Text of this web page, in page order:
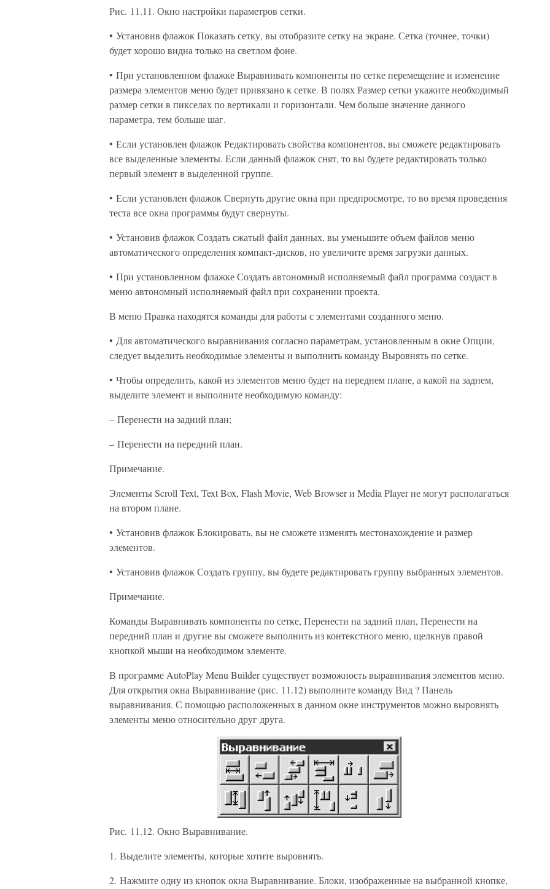
Рис. 11.11. Окно настройки параметров сетки.
• Установив флажок Показать сетку, вы отобразите сетку на экране. Сетка (точнее, точки)
будет хорошо видна только на светлом фоне.
• При установленном флажке Выравнивать компоненты по сетке перемещение и изменение
размера элементов меню будет привязано к сетке. В полях Размер сетки укажите необходимый
размер сетки в пикселах по вертикали и горизонтали. Чем больше значение данного
параметра, тем больше шаг.
• Если установлен флажок Редактировать свойства компонентов, вы сможете редактировать
все выделенные элементы. Если данный флажок снят, то вы будете редактировать только
первый элемент в выделенной группе.
• Если установлен флажок Свернуть другие окна при предпросмотре, то во время проведения
теста все окна программы будут свернуты.
• Установив флажок Создать сжатый файл данных, вы уменьшите объем файлов меню
автоматического определения компакт-дисков, но увеличите время загрузки данных.
• При установленном флажке Создать автономный исполняемый файл программа создаст в
меню автономный исполняемый файл при сохранении проекта.
В меню Правка находятся команды для работы с элементами созданного меню.
• Для автоматического выравнивания согласно параметрам, установленным в окне Опции,
следует выделить необходимые элементы и выполнить команду Выровнять по сетке.
• Чтобы определить, какой из элементов меню будет на переднем плане, а какой на заднем,
выделите элемент и выполните необходимую команду:
– Перенести на задний план;
– Перенести на передний план.
Примечание.
Элементы Scroll Text, Text Box, Flash Movie, Web Browser и Media Player не могут располагаться
на втором плане.
• Установив флажок Блокировать, вы не сможете изменять местонахождение и размер
элементов.
• Установив флажок Создать группу, вы будете редактировать группу выбранных элементов.
Примечание.
Команды Выравнивать компоненты по сетке, Перенести на задний план, Перенести на
передний план и другие вы сможете выполнить из контекстного меню, щелкнув правой
кнопкой мыши на необходимом элементе.
В программе AutoPlay Menu Builder существует возможность выравнивания элементов меню.
Для открытия окна Выравнивание (рис. 11.12) выполните команду Вид ? Панель
выравнивания. С помощью расположенных в данном окне инструментов можно выровнять
элементы меню относительно друг друга.
Рис. 11.12. Окно Выравнивание.
1. Выделите элементы, которые хотите выровнять.
2. Нажмите одну из кнопок окна Выравнивание. Блоки, изображенные на выбранной кнопке,